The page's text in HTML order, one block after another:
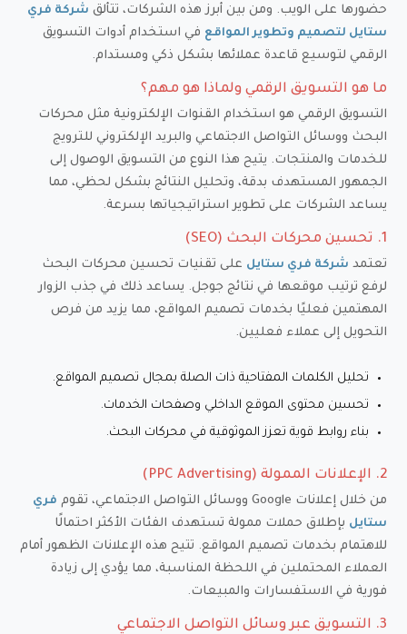
حضورها على الويب. ومن بين أبرز هذه الشركات، تتألق شركة فري
ستايل لتصميم وتطوير المواقع في استخدام أدوات التسويق
الرقمي لتوسيع قاعدة عملائها بشكل ذكي ومستدام.
ما هو التسويق الرقمي ولماذا هو مهم؟
التسويق الرقمي هو استخدام القنوات الإلكترونية مثل محركات
البحث ووسائل التواصل الاجتماعي والبريد الإلكتروني للترويج
للخدمات والمنتجات. يتيح هذا النوع من التسويق الوصول إلى
الجمهور المستهدف بدقة، وتحليل النتائج بشكل لحظي، مما
يساعد الشركات على تطوير استراتيجياتها بسرعة.
1. تحسين محركات البحث (SEO)
تعتمد شركة فري ستايل على تقنيات تحسين محركات البحث
لرفع ترتيب موقعها في نتائج جوجل. يساعد ذلك في جذب الزوار
المهتمين فعليًا بخدمات تصميم المواقع، مما يزيد من فرص
التحويل إلى عملاء فعليين.
تحليل الكلمات المفتاحية ذات الصلة بمجال تصميم المواقع.
تحسين محتوى الموقع الداخلي وصفحات الخدمات.
بناء روابط قوية تعزز الموثوقية في محركات البحث.
2. الإعلانات الممولة (PPC Advertising)
من خلال إعلانات Google ووسائل التواصل الاجتماعي، تقوم
فري
ستايل بإطلاق حملات ممولة تستهدف الفئات الأكثر احتمالًا
للاهتمام بخدمات تصميم المواقع. تتيح هذه الإعلانات الظهور أمام
العملاء المحتملين في اللحظة المناسبة، مما يؤدي إلى زيادة
فورية في الاستفسارات والمبيعات.
3. التسويق عبر وسائل التواصل الاجتماعي